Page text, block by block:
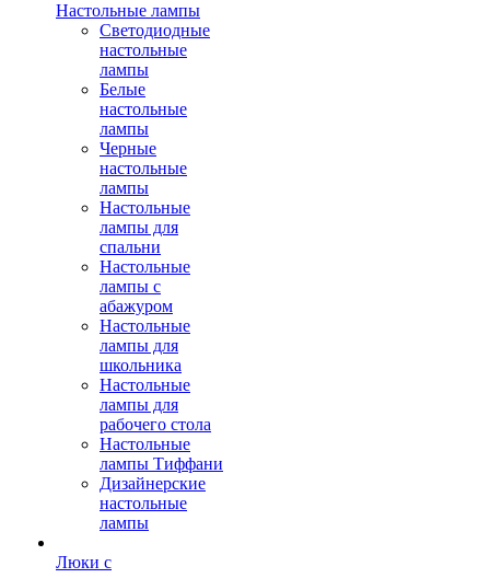
Настольные лампы
Светодиодные
настольные
лампы
Белые
настольные
лампы
Черные
настольные
лампы
Настольные
лампы для
спальни
Настольные
лампы с
абажуром
Настольные
лампы для
школьника
Настольные
лампы для
рабочего стола
Настольные
лампы Тиффани
Дизайнерские
настольные
лампы
Люки с